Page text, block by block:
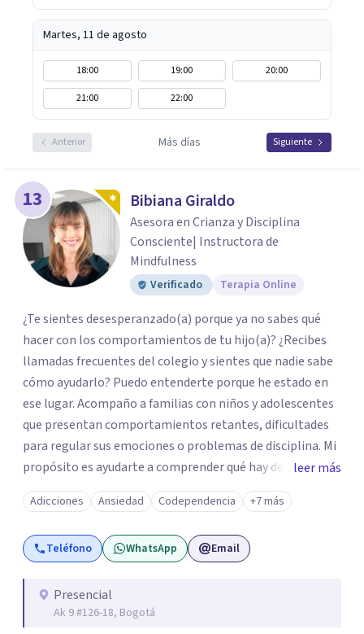
Martes, 11 de agosto
18:00 19:00
20:00
21:00
22:00
Anterior Más días Siguiente
13 Bibiana Giraldo
Asesora en Crianza y Disciplina
Consciente| Instructora de
Mindfulness
Verificado Terapia Online
¿Te sientes desesperanzado(a) porque ya no sabes qué
hacer con los comportamientos de tu hijo(a)? ¿Recibes
llamadas frecuentes del colegio y sientes que nadie sabe
cómo ayudarlo? Puedo entenderte porque he estado en
ese lugar. Acompaño a familias con niños y adolescentes
que presentan comportamientos retantes, dificultades
para regular sus emociones o problemas de disciplina. Mi
propósito es ayudarte a comprender qué hay detrás de
esas conductas y desarrollar las habilidades y
herramientas que se necesitan para transformar estas
conductas indeseadas. De la misma manera, trabajo de la
mano con el colegio para que familia e institución
ser educadora, madre de un niño con comportamiento
retante y con 28 años de experiencia hace que entienda
leer más
Adicciones Ansiedad Codependencia +7 más
Teléfono WhatsApp Email
Presencial
Ak 9 #126-18, Bogotá